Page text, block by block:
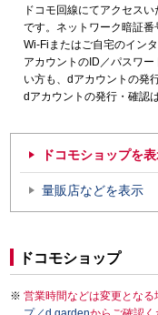
ドコモ回線にてアクセス
です。ネットワーク暗証番
Wi-Fiまたはご自宅のイン
アカウントのID／パスワ
い方も、dアカウントの発
dアカウントの発行・確認
ドコモショップを
量販店などを表示
ドコモショップ
営業時間などは変更とな